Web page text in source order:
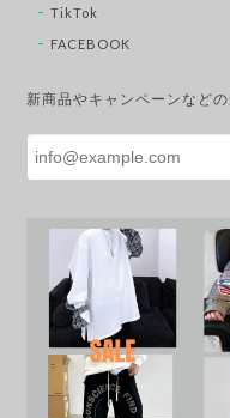
TikTok
FACEBOOK
新商品やキャンペーンなど